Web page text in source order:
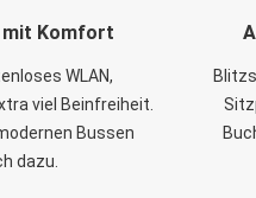
Komfort
WLAN,
viel Beinfreiheit.
Bussen
dazu.